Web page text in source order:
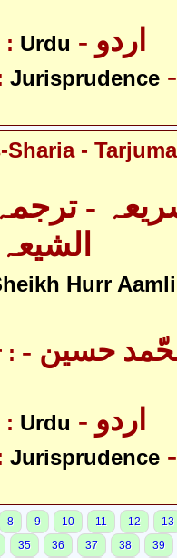
: Urdu - اردو
Jurisprudence
Sharia -
-
الشیعہ -
Hurr Aamli
: - آیت اللہ محّمد حسین
: Urdu - اردو
Jurisprudence
8 9 10 11 12
13
35 36 37 38
39